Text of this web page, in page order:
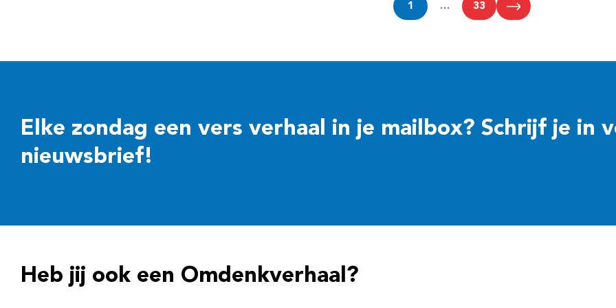
1 … 33
Elke zondag een vers verhaal in je mailbox? Schrijf je in
nieuwsbrief!
Heb jij ook een Omdenkverhaal?